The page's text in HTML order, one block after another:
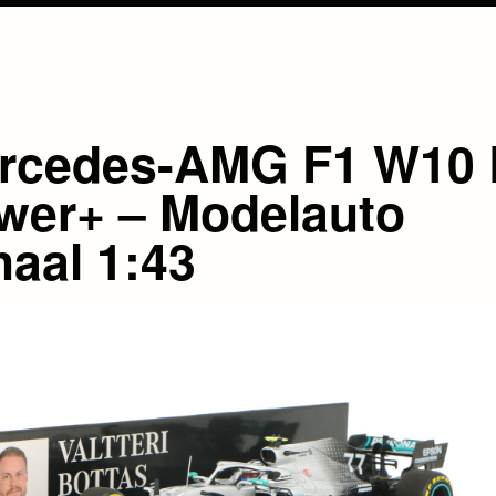
AMG F1 W10
– Modelauto
1:43